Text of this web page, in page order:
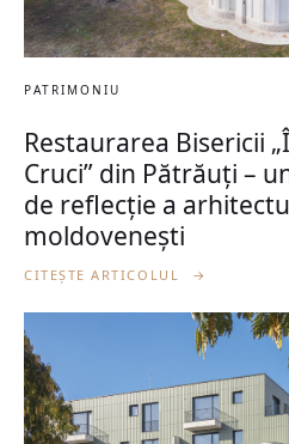
PATRIMONIU
Restaurarea Bisericii
Cruci” din Pătrăuți –
de reflecție a
moldovenești
CITEȘTE ARTICOLUL →